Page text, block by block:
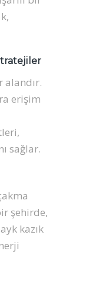
erişim
sağlar.
şehirde,
kazık